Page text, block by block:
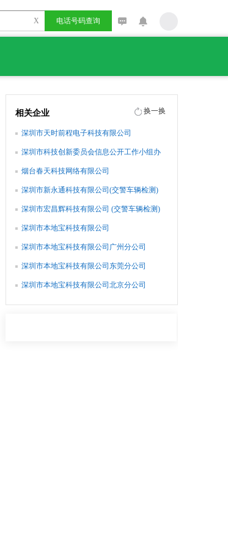
X 电话号码查询
相关企业 换一换
深圳市天时前程电子科技有限公司
深圳市科技创新委员会信息公开工作小组办
烟台春天科技网络有限公司
深圳市新永通科技有限公司(交警车辆检测)
深圳市宏昌辉科技有限公司 (交警车辆检测)
深圳市本地宝科技有限公司
深圳市本地宝科技有限公司广州分公司
深圳市本地宝科技有限公司东莞分公司
深圳市本地宝科技有限公司北京分公司